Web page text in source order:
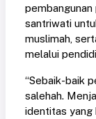
santriwati
muslimah,
melalui
“Sebaik-baik
salehah.
identitas yang